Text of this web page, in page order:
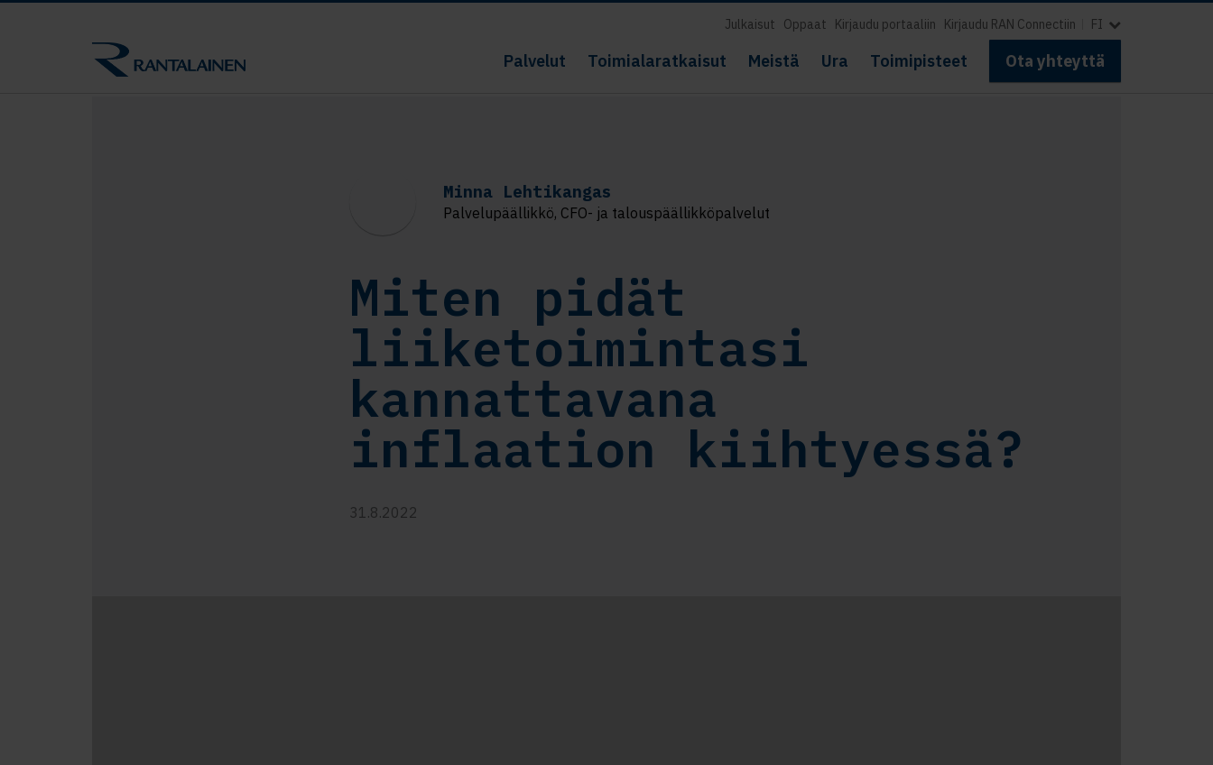
Palvelut Toimialaratkaisut Meistä Ura Toimipisteet Ota yhteyttä
Julkaisut Oppaat Kirjaudu portaaliin Kirjaudu RAN Connectiin FI
Minna Lehtikangas
Palvelupäällikkö, CFO- ja talouspäällikköpalvelut
Miten pidät
liiketoimintasi
kannattavana
inflaation kiihtyessä?
31.8.2022